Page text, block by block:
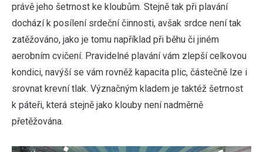
právě jeho šetrnost ke kloubům. Stejně tak při plavání
dochází k posílení srdeční činnosti, avšak srdce není tak
zatěžováno, jako je tomu například při běhu či jiném
aerobním cvičení. Pravidelné plavání vám zlepší celkovou
kondici, navýší se vám rovněž kapacita plic, částečně lze i
srovnat krevní tlak. Význačným kladem je taktéž šetrnost
k páteři, která stejně jako klouby není nadměrně
přetěžována.